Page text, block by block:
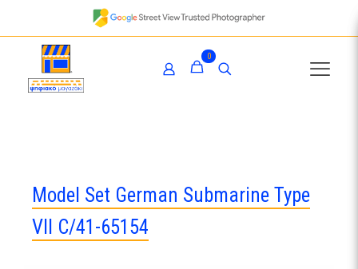
0
Model Set German Submarine Type
VII C/41-65154